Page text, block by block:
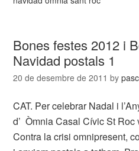
Bones festes 2012 i
Navidad postals 1
20 de desembre de 2011 by
CAT. Per celebrar Nadal i
d’ Òmnia Casal Cívic St Roc
Contra la crisi omnipresent,